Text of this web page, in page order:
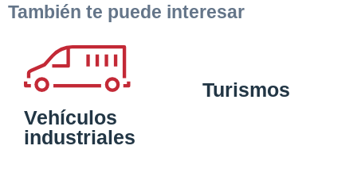
También te puede interesar
Vehículos
industriales
Turismos